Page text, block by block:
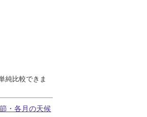
純比較できま
・各月の天候